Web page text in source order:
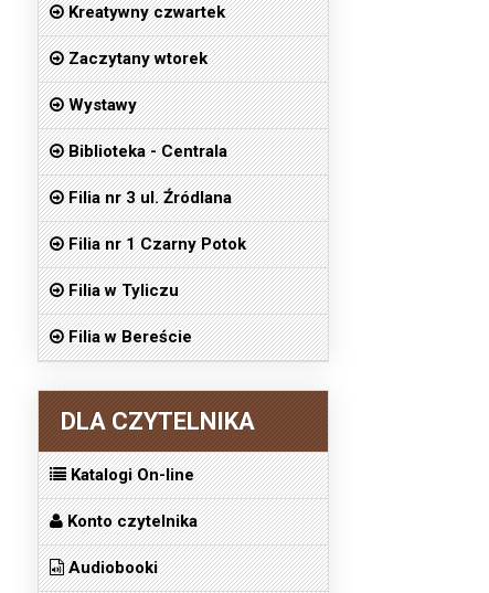
Kreatywny czwartek
Zaczytany wtorek
Wystawy
Biblioteka - Centrala
Filia nr 3 ul. Źródlana
Filia nr 1 Czarny Potok
Filia w Tyliczu
Filia w Bereście
DLA CZYTELNIKA
Katalogi On-line
Konto czytelnika
Audiobooki